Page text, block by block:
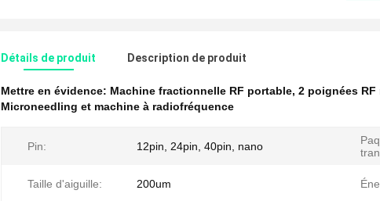
Détails de produit Description de produit
Mettre en évidence: Machine fractionnelle RF portable, 2 poignées
Microneedling et machine à radiofréquence
Pin: 12pin, 24pin, 40pin, nano
Taille d'aiguille: 200um